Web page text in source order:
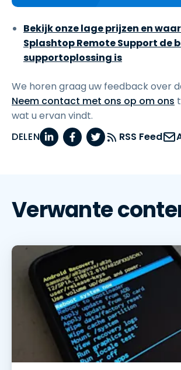
Bekijk onze lage prijzen en
Splashtop Remote Support de
supportoplossing is
We horen graag uw feedback over
Neem contact met ons op om ons
wat u ervan vindt.
DELEN
RSS Feed
Verwante